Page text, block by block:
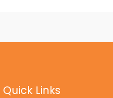
Quick Links